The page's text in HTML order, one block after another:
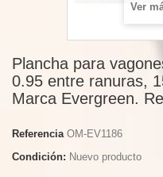
Ver
Plancha para
0.95 entre ranuras,
Marca Evergreen.
Referencia OM-EV1186
Condición: Nuevo producto